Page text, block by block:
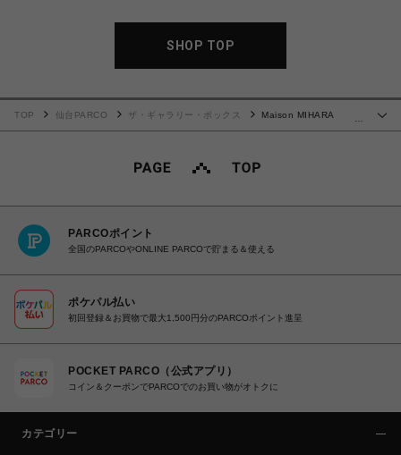
SHOP TOP
TOP 仙台PARCO ザ・ギャラリー・ボックス
Maison MIHARA
PARCOポイント
全国のPARCOやONLINE PARCOで貯まる＆使える
ポケパル払い
初回登録＆お買物で最大1,500円分のPARCOポイント進呈
POCKET PARCO（公式アプリ）
コイン＆クーポンでPARCOでのお買い物がオトクに
カテゴリー